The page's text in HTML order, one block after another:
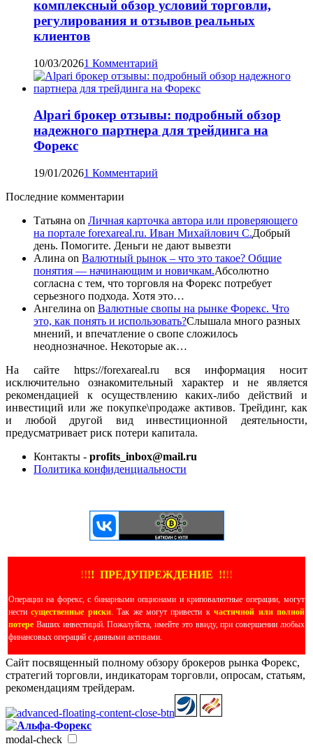
комплексный обзор условий торговли,
регулирования и отзывов реальных
клиентов
10/03/20261 Комментарий
Alpari брокер отзывы: подробный обзор
надежного партнера для трейдинга на
Форекс
19/01/20261 Комментарий
Последние комментарии
Татьяна on Личная карточка автора или проверяющего
на портале forexareal.ru. Иван Михайлович С.Добрый
день. Помогите. Деньги не дают вывезти
Алина on Валютный рынок – что это такое? Общие
понятия — начинающим и новичкам.Абсолютно
согласна с тем, что торговля на Форекс потребует
серьезного подхода. Хотя это…
Ангелина on Валютные свопы на рынке Форекс. Что
это, как понять и использовать?Слышала много разных
мнений, и впечатление о свопе сложилось
неоднозначное. Некоторые ак…
На сайте https://forexareal.ru вся информация носит
исключительно ознакомительный характер и не является
рекомендацией к осуществлению каких-либо действий и
инвестиций или же покупке\продаже активов. Трейдинг, как
и любой другой вид инвестиционной деятельности,
предусматривает риск потери капитала.
Контакты - profits_inbox@mail.ru
Политика конфиденциальности
!!!! ПРЕДУПРЕЖДЕНИЕ !!!!
Операции на форекс, с бинарными опционами и криповалютные операции, могут
нестисущественные риски. Так же могут привести кчастичной или полной
потере Ваших инвестиций. Пожалуйста, имейте это ввиду, при совершении любых
финансовых операций с данными активами.
Сайт посвященный полному обзору брокеров рынка Форекс,
стратегий торговли, индикаторам торговли, опросам, статьям,
рекомендациям трейдерам.
modal-check